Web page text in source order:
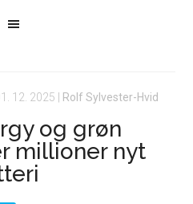
12. 2025 Rolf Sylvester-Hvid
og grøn
millioner nyt